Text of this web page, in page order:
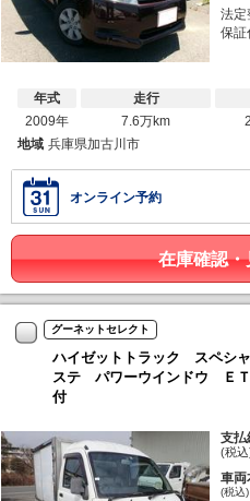
法定
保証
年式
2009年
走行
7.6万km
地域 兵庫県加古川市
オンライン予約
在庫確認
グーネットセレクト
ハイゼットトラック スペ
ステ パワーウインドウ Ｅ
付
支払
(税込
車両
(税込)